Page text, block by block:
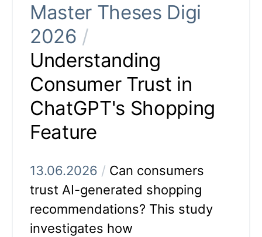
Master Theses Digi
2026 /
Understanding
Consumer Trust in
ChatGPT's Shopping
Feature
13.06.2026 / Can consumers
trust AI-generated shopping
recommendations? This study
investigates how